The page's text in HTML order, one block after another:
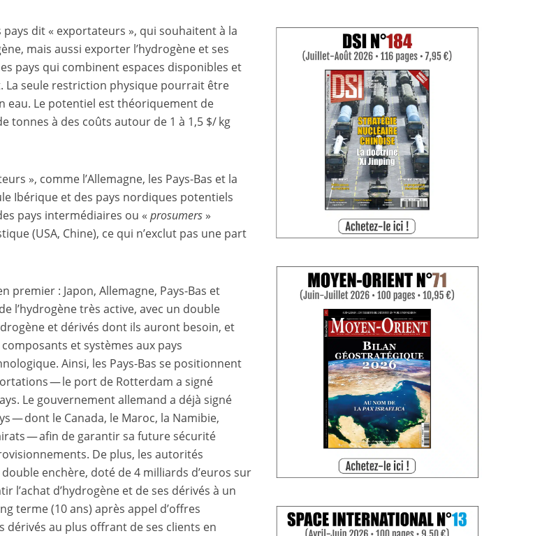
dit « exportateurs », qui souhaitent à la
mais aussi exporter l’hydrogène et ses
pays qui combinent espaces disponibles et
La seule restriction physique pourrait être
eau. Le potentiel est théoriquement de
tonnes à des coûts autour de 1 à 1,5 $/ kg
», comme l’Allemagne, les Pays-Bas et la
Ibérique et des pays nordiques potentiels
pays intermédiaires ou «prosumers »
(USA, Chine), ce qui n’exclut pas une part
: Japon, Allemagne, Pays-Bas et
l’hydrogène très active, avec un double
et dérivés dont ils auront besoin, et
et systèmes aux pays
Ainsi, les Pays-Bas se positionnent
— le port de Rotterdam a signé
Le gouvernement allemand a déjà signé
— dont le Canada, le Maroc, la Namibie,
— afin de garantir sa future sécurité
De plus, les autorités
enchère, doté de 4 milliards d’euros sur
l’achat d’hydrogène et de ses dérivés à un
terme (10 ans) après appel d’offres
dérivés au plus offrant de ses clients en